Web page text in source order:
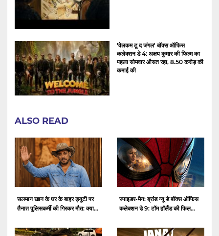
'वेलकम टू द जंगल' बॉक्स ऑफिस
कलेक्शन डे 4: अक्षय कुमार की फिल्म का
पहला सोमवार औसत रहा, 8.50 करोड़ की
कमाई की
ALSO READ
सलमान खान के घर के बाहर ड्यूटी पर
तैनात पुलिसकर्मी की गिरकर मौत: क्या...
स्पाइडर-मैन: ब्रांड न्यू डे बॉक्स ऑफिस
कलेक्शन डे 9: टॉम हॉलैंड की फिल...